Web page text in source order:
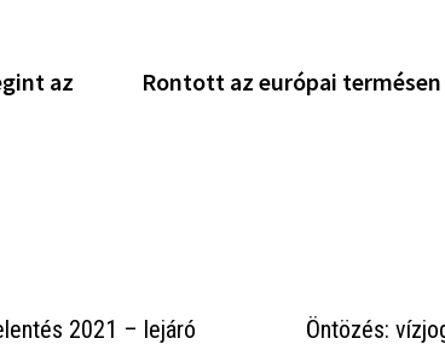
az
Rontott az európai termésen
2021 – lejáró
Öntözés: